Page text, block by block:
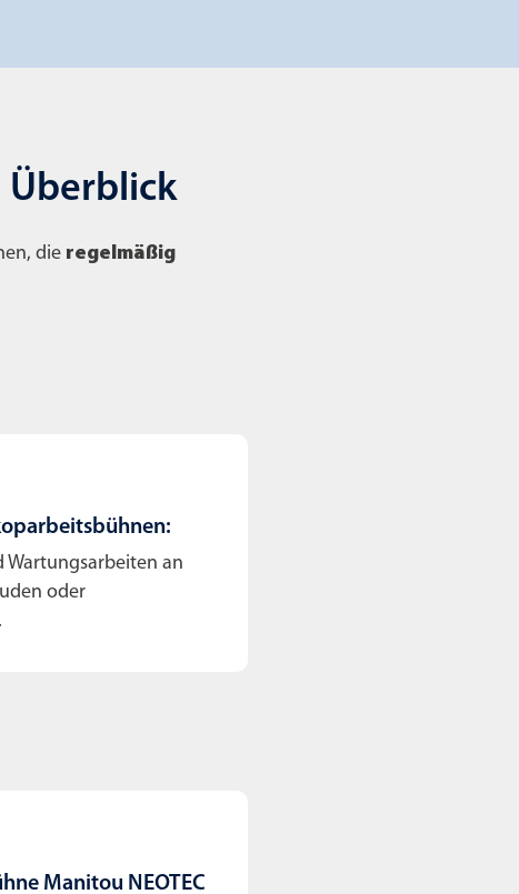
Überblick
die regelmäßig
Wartungsarbeiten an
oder
Manitou NEOTEC